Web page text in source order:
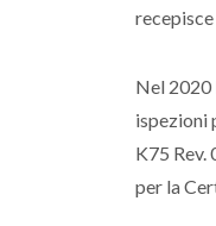
Nel
ispezioni
K75
per la